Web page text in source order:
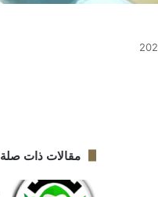
مقالات ذات صلة